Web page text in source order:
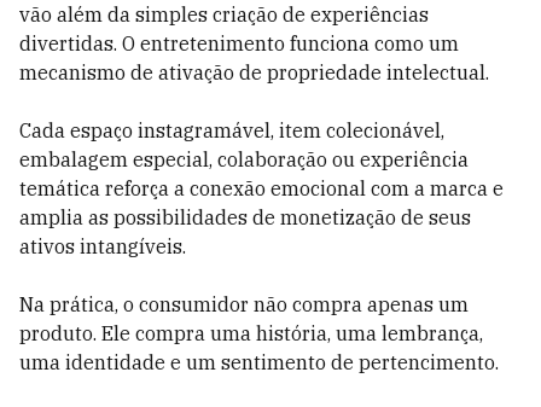
vão além da simples criação de experiências
divertidas. O entretenimento funciona como um
mecanismo de ativação de propriedade intelectual.
Cada espaço instagramável, item colecionável,
embalagem especial, colaboração ou experiência
temática reforça a conexão emocional com a marca e
amplia as possibilidades de monetização de seus
ativos intangíveis.
Na prática, o consumidor não compra apenas um
produto. Ele compra uma história, uma lembrança,
uma identidade e um sentimento de pertencimento.